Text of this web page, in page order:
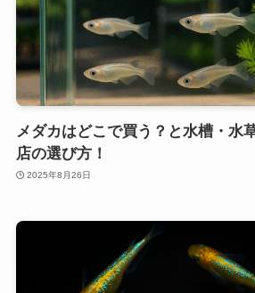
メダカはどこで買う？と水槽・水
店の選び方！
2025年8月26日